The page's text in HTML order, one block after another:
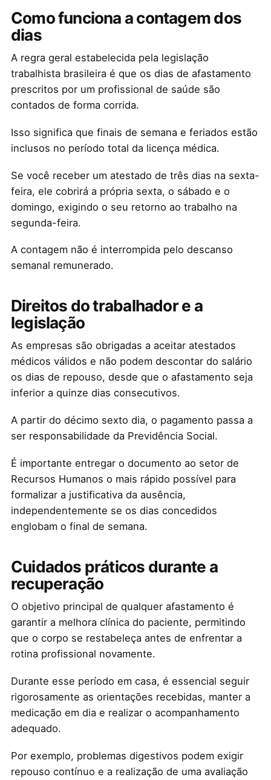
Como funciona a contagem dos
dias
A regra geral estabelecida pela legislação
trabalhista brasileira é que os dias de afastamento
prescritos por um profissional de saúde são
contados de forma corrida.
Isso significa que finais de semana e feriados estão
inclusos no período total da licença médica.
Se você receber um atestado de três dias na sexta-
feira, ele cobrirá a própria sexta, o sábado e o
domingo, exigindo o seu retorno ao trabalho na
segunda-feira.
A contagem não é interrompida pelo descanso
semanal remunerado.
Direitos do trabalhador e a
legislação
As empresas são obrigadas a aceitar atestados
médicos válidos e não podem descontar do salário
os dias de repouso, desde que o afastamento seja
inferior a quinze dias consecutivos.
A partir do décimo sexto dia, o pagamento passa a
ser responsabilidade da Previdência Social.
É importante entregar o documento ao setor de
Recursos Humanos o mais rápido possível para
formalizar a justificativa da ausência,
independentemente se os dias concedidos
englobam o final de semana.
Cuidados práticos durante a
recuperação
O objetivo principal de qualquer afastamento é
garantir a melhora clínica do paciente, permitindo
que o corpo se restabeleça antes de enfrentar a
rotina profissional novamente.
Durante esse período em casa, é essencial seguir
rigorosamente as orientações recebidas, manter a
medicação em dia e realizar o acompanhamento
adequado.
Por exemplo, problemas digestivos podem exigir
repouso contínuo e a realização de uma avaliação